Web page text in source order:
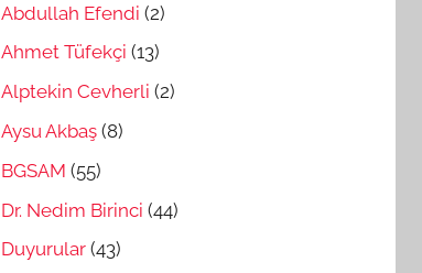
Abdullah Efendi (2)
Ahmet Tüfekçi (13)
Alptekin Cevherli (2)
Aysu Akbaş (8)
BGSAM (55)
Dr. Nedim Birinci (44)
Duyurular (43)